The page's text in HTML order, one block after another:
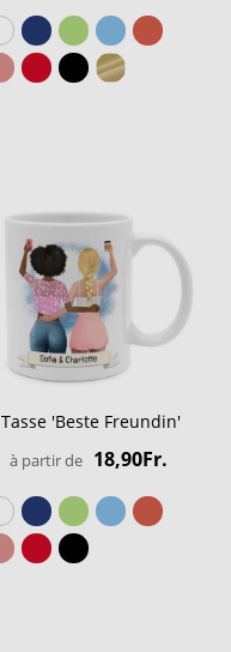
Tasse 'Beste Freundin'
à partir de 18,90Fr.